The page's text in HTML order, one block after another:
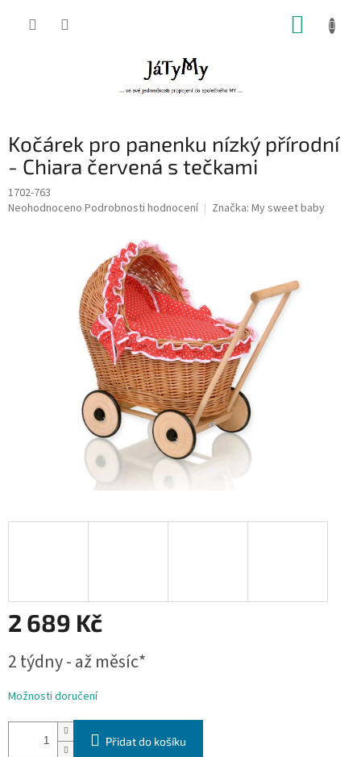
Kočárek pro panenku nízký přírodní
- Chiara červená s tečkami
1702-763
Průměrné
Neohodnoceno Podrobnosti hodnocení Značka: My sweet baby
2 689 Kč
cena:
2 týdny - až měsíc*
Možnosti doručení
Přidat do košíku